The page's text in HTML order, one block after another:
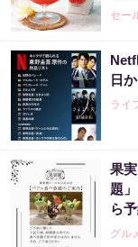
セー
日
ライ
果
題
ら
グル